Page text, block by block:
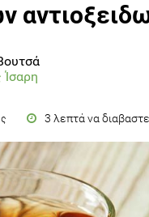
Ίσαρη
3 λεπτά να